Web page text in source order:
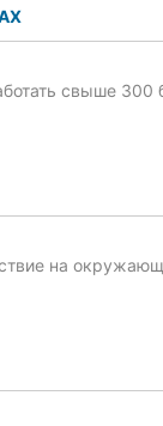
свыше 300
на